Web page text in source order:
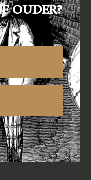
amfora, plus
OUDER?